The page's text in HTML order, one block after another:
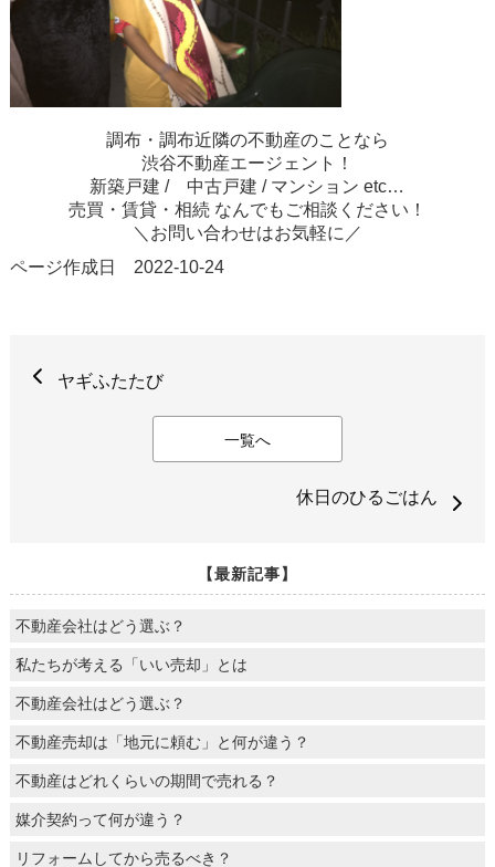
調布・調布近隣の不動産のことなら
渋谷不動産エージェント！
新築戸建 / 中古戸建 / マンション etc…
売買・賃貸・相続 なんでもご相談ください！
＼お問い合わせはお気軽に／
ページ作成日 2022-10-24
ヤギふたたび
一覧へ
休日のひるごはん
【最新記事】
不動産会社はどう選ぶ？
私たちが考える「いい売却」とは
不動産会社はどう選ぶ？
不動産売却は「地元に頼む」と何が違う？
不動産はどれくらいの期間で売れる？
媒介契約って何が違う？
リフォームしてから売るべき？